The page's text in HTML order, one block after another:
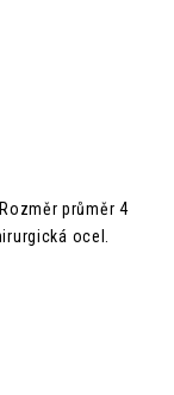
průměr 4
ocel.